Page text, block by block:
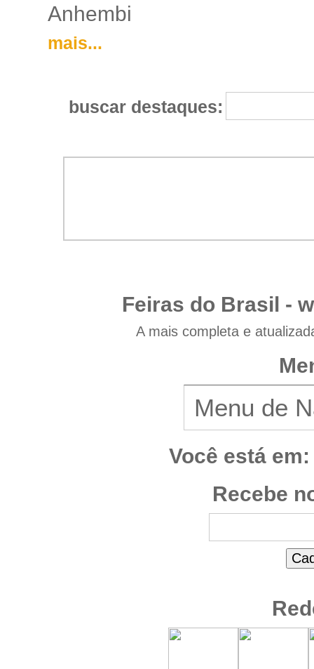
Anhembi
mais...
buscar destaques:
Feiras do Brasil -
A mais completa e
Você está em:
Recebe